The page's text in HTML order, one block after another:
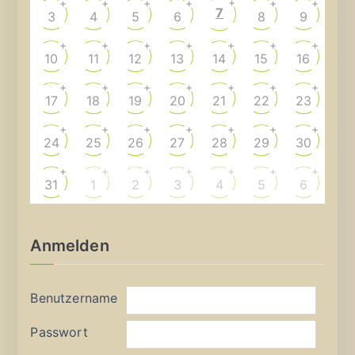
3
+
4
+
5
+
6
+
7 8
+
9
+
10
+
11
+
12
+
13
+
14
+
15
+
16
+
17
+
18
+
19
+
20
+
21
+
22
+
23
+
24
+
25
+
26
+
27
+
28
+
29
+
30
+
31
+
1
+
2
+
3
+
4
+
5
+
6
+
Anmelden
Benutzername
Passwort